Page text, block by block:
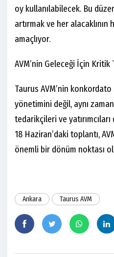
oy kullanılabilecek. Bu
artırmak ve her alacaklının
amaçlıyor.
AVM’nin Geleceği İçin Kritik
Taurus AVM’nin
yönetimini değil, aynı
tedarikçileri ve
18 Haziran’daki toplantı,
önemli bir dönüm noktası
Ankara Taurus AVM